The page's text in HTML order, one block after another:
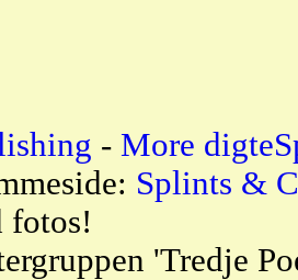
- More digte
Splints &
fotos!
'Tredje